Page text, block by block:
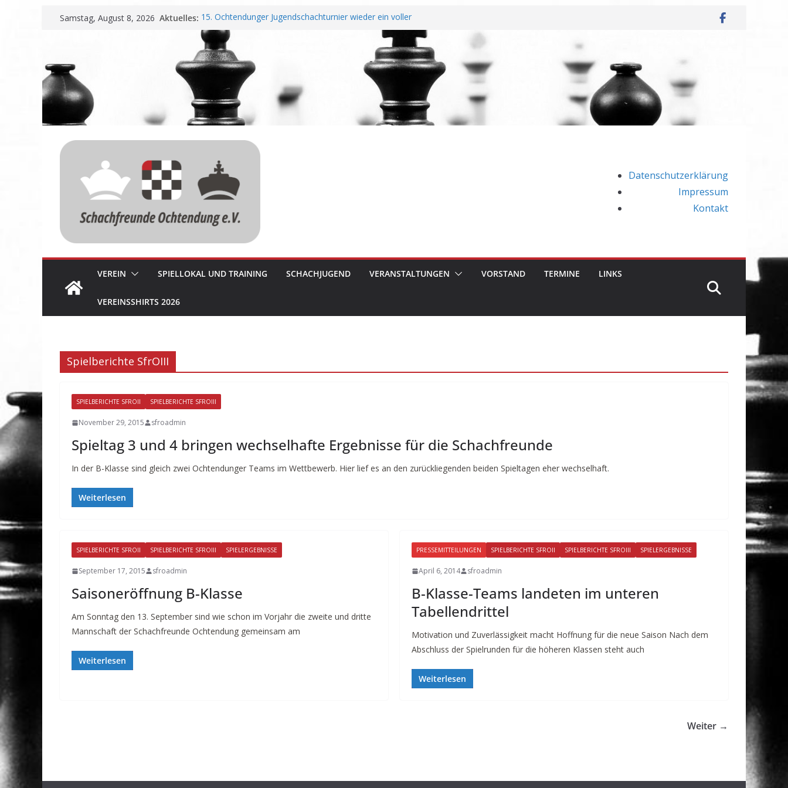
ZumSamstag, August 8, 2026 Aktuelles: 15. Ochtendunger Jugendschachturnier wieder ein voller
Erfolg
Schachfreunde Ochtendung unterzeichnen Fairplay
Vereinbarung für Vereine
Schachfreunde mit erfolgreichem Rheinland-Pfalz Open –
Nadir Üstüntas überragt
Einladung zur Jahreshauptversammlung
Meisterschaft und Wiederaufstieg perfekt
Datenschutzerklärung
Impressum
Kontakt
VEREIN SPIELLOKAL UND TRAINING SCHACHJUGEND VERANSTALTUNGEN VORSTAND TERMINE LINKS
VEREINSSHIRTS 2026
Spielberichte SfrOIII
SPIELBERICHTE SFROII SPIELBERICHTE SFROIII
November 29, 2015 sfroadmin
Spieltag 3 und 4 bringen wechselhafte Ergebnisse für die Schachfreunde
In der B-Klasse sind gleich zwei Ochtendunger Teams im Wettbewerb. Hier lief es an den zurückliegenden beiden Spieltagen eher wechselhaft.
Weiterlesen
SPIELBERICHTE SFROII SPIELBERICHTE SFROIII SPIELERGEBNISSE
September 17, 2015 sfroadmin
Saisoneröffnung B-Klasse
Am Sonntag den 13. September sind wie schon im Vorjahr die zweite und dritte
Mannschaft der Schachfreunde Ochtendung gemeinsam am
Weiterlesen
PRESSEMITTEILUNGEN SPIELBERICHTE SFROII SPIELBERICHTE SFROIII SPIELERGEBNISSE
April 6, 2014 sfroadmin
B-Klasse-Teams landeten im unteren
Tabellendrittel
Motivation und Zuverlässigkeit macht Hoffnung für die neue Saison Nach dem
Abschluss der Spielrunden für die höheren Klassen steht auch
Weiterlesen
Weiter →